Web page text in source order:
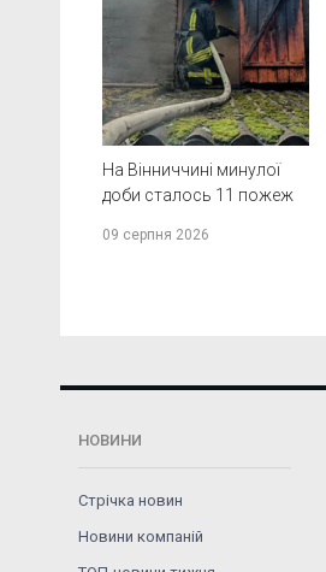
На Вінниччині минулої
доби сталось 11 пожеж
09 серпня 2026
НОВИНИ
Стрічка новин
Новини компаній